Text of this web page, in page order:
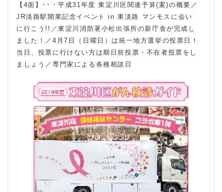
【4面】･･・平成31年度 東淀川区関連予算(案)の概要／
JR淡路駅開業記念イベント in 東淡路 マンモスに会い
に行こう!!／東淀川消防署小松出張所の新庁舎が完成し
ました！／4月7日（日曜日）は統一地方選挙の投票日！
当日、投票に行けない方は期日前投票・不在者投票をし
ましょう／専門家による各種相談日